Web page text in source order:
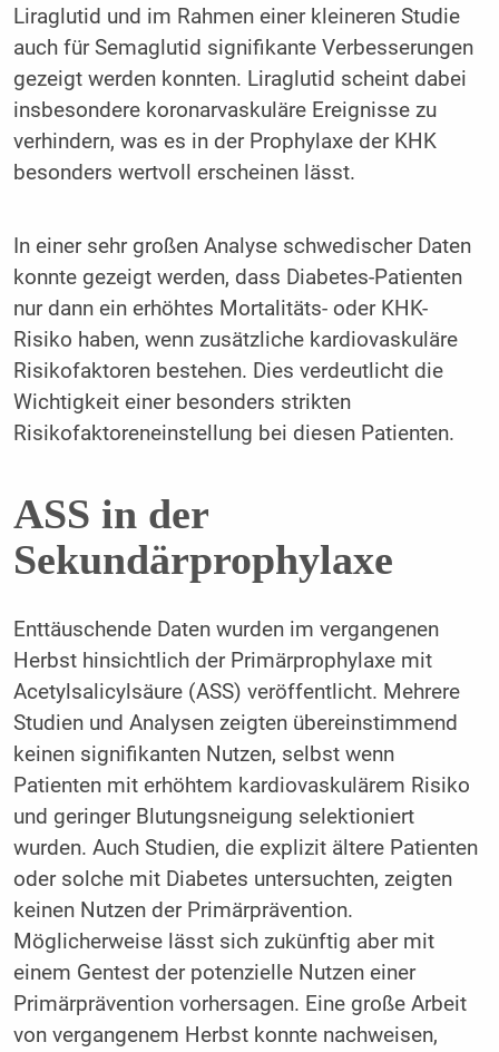
Liraglutid und im Rahmen einer kleineren Studie
auch für Semaglutid signifikante Verbesserungen
gezeigt werden konnten. Liraglutid scheint dabei
insbesondere koronarvaskuläre Ereignisse zu
verhindern, was es in der Prophylaxe der KHK
besonders wertvoll erscheinen lässt.
In einer sehr großen Analyse schwedischer Daten
konnte gezeigt werden, dass Diabetes-Patienten
nur dann ein erhöhtes Mortalitäts- oder KHK-
Risiko haben, wenn zusätzliche kardiovaskuläre
Risikofaktoren bestehen. Dies verdeutlicht die
Wichtigkeit einer besonders strikten
Risikofaktoreneinstellung bei diesen Patienten.
ASS in der
Sekundärprophylaxe
Enttäuschende Daten wurden im vergangenen
Herbst hinsichtlich der Primärprophylaxe mit
Acetylsalicylsäure (ASS) veröffentlicht. Mehrere
Studien und Analysen zeigten übereinstimmend
keinen signifikanten Nutzen, selbst wenn
Patienten mit erhöhtem kardiovaskulärem Risiko
und geringer Blutungsneigung selektioniert
wurden. Auch Studien, die explizit ältere Patienten
oder solche mit Diabetes untersuchten, zeigten
keinen Nutzen der Primärprävention.
Möglicherweise lässt sich zukünftig aber mit
einem Gentest der potenzielle Nutzen einer
Primärprävention vorhersagen. Eine große Arbeit
von vergangenem Herbst konnte nachweisen,